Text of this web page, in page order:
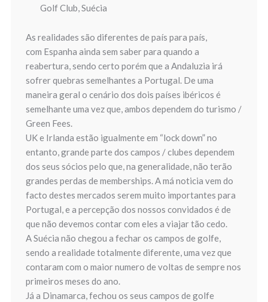
Golf Club, Suécia
As realidades são diferentes de país para país,
com Espanha ainda sem saber para quando a
reabertura, sendo certo porém que a Andaluzia irá
sofrer quebras semelhantes a Portugal. De uma
maneira geral o cenário dos dois países ibéricos é
semelhante uma vez que, ambos dependem do turismo /
Green Fees.
UK e Irlanda estão igualmente em “lock down” no
entanto, grande parte dos campos / clubes dependem
dos seus sócios pelo que, na generalidade, não terão
grandes perdas de memberships. A má noticia vem do
facto destes mercados serem muito importantes para
Portugal, e a percepção dos nossos convidados é de
que não devemos contar com eles a viajar tão cedo.
A Suécia não chegou a fechar os campos de golfe,
sendo a realidade totalmente diferente, uma vez que
contaram com o maior numero de voltas de sempre nos
primeiros meses do ano.
Já a Dinamarca, fechou os seus campos de golfe